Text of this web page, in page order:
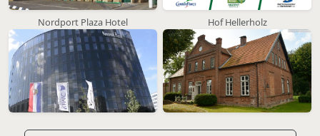
Nordport Plaza Hotel Hof Hellerholz